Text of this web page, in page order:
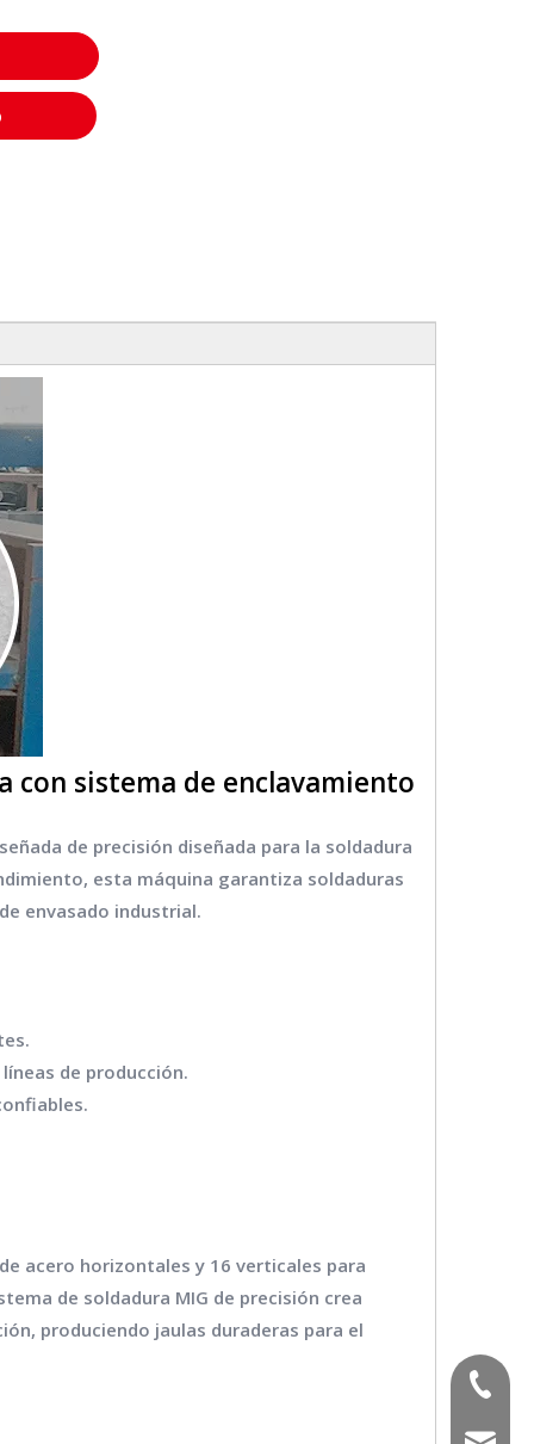
con sistema de enclavamiento
de precisión diseñada para la soldadura
esta máquina garantiza soldaduras
envasado industrial.
de producción.
acero horizontales y 16 verticales para
de soldadura MIG de precisión crea
produciendo jaulas duraderas para el
(+86) -